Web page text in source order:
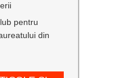
pentru
din